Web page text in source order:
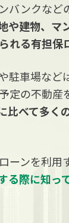
バンクなど
や建物、マ
れる有担保
駐車場など
定の不動産
比べて多く
ーンを利用
る際に知っ